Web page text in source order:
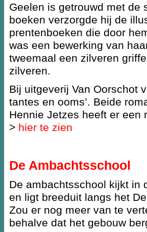
Geelen is getrouwd met de
boeken verzorgde hij de
prentenboeken die door
was een bewerking van
tweemaal een zilveren
zilveren.
Bij uitgeverij Van Oorschot
tantes en ooms’. Beide
Hennie Jetzes heeft er een
> hier te zien
De Ambachtsschool
De ambachtsschool kijkt in
en ligt breeduit langs het
Zou er nog meer van te
behalve dat het gebouw